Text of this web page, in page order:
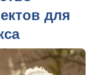
для